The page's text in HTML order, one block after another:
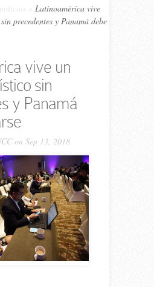
Latinoamérica vive
precedentes y Panamá debe
vive un
sin
y Panamá
on Sep 13, 2018